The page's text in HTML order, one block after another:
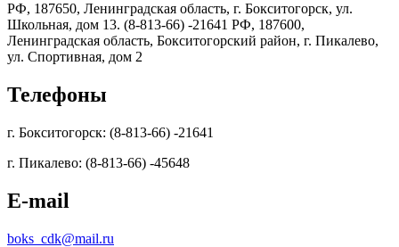
РФ, 187650, Ленинградская область, г. Бокситогорск, ул.
Школьная, дом 13. (8-813-66) -21641 РФ, 187600,
Ленинградская область, Бокситогорский район, г. Пикалево,
ул. Спортивная, дом 2
Телефоны
г. Бокситогорск: (8-813-66) -21641
г. Пикалево: (8-813-66) -45648
E-mail
boks_cdk@mail.ru